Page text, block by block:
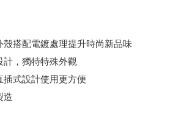
殼搭配電鍍處理提升時尚新品味
計，獨特特殊外觀
插式設計使用更方便
造